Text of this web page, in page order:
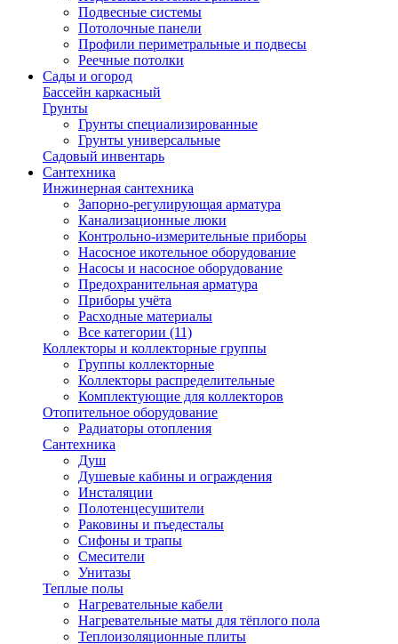
Подвесные системы
Потолочные панели
Профили периметральные и подвесы
Реечные потолки
Сады и огород
Бассейн каркасный
Грунты
Грунты специализированные
Грунты универсальные
Садовый инвентарь
Сантехника
Инжинерная сантехника
Запорно-регулирующая арматура
Канализационные люки
Контрольно-измерительные приборы
Насосное икотельное оборудование
Насосы и насосное оборудование
Предохранительная арматура
Приборы учёта
Расходные материалы
Все категории (11)
Коллекторы и коллекторные группы
Группы коллекторные
Коллекторы распределительные
Комплектующие для коллекторов
Отопительное оборудование
Радиаторы отопления
Сантехника
Душ
Душевые кабины и ограждения
Инсталяции
Полотенцесушители
Раковины и пъедесталы
Сифоны и трапы
Смесители
Унитазы
Теплые полы
Нагревательные кабели
Нагревательные маты для тёплого пола
Теплоизоляционные плиты